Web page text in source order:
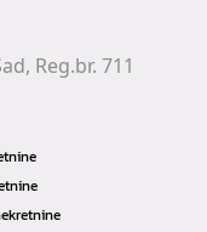
Reg.br. 711